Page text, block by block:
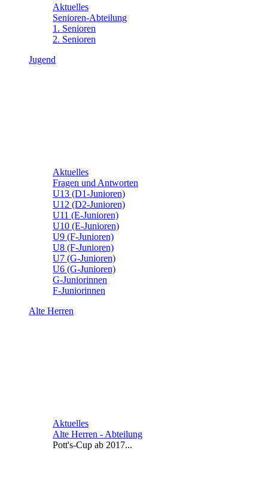
Aktuelles
Senioren-Abteilung
1. Senioren
2. Senioren
Jugend
Aktuelles
Fragen und Antworten
U13 (D1-Junioren)
U12 (D2-Junioren)
U11 (E-Junioren)
U10 (E-Junioren)
U9 (F-Junioren)
U8 (F-Junioren)
U7 (G-Junioren)
U6 (G-Junioren)
G-Juniorinnen
F-Juniorinnen
Alte Herren
Aktuelles
Alte Herren - Abteilung
Pott's-Cup ab 2017...